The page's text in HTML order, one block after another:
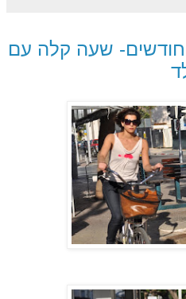
חודשים- שעה קלה עם